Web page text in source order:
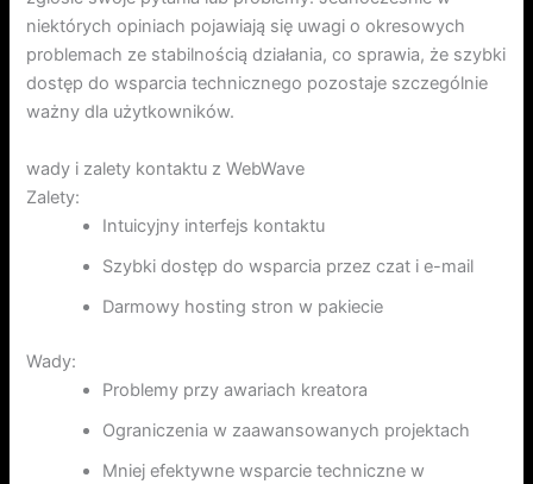
niektórych opiniach pojawiają się uwagi o okresowych
problemach ze stabilnością działania, co sprawia, że szybki
dostęp do wsparcia technicznego pozostaje szczególnie
ważny dla użytkowników.
wady i zalety kontaktu z WebWave
Zalety:
Intuicyjny interfejs kontaktu
Szybki dostęp do wsparcia przez czat i e-mail
Darmowy hosting stron w pakiecie
Wady:
Problemy przy awariach kreatora
Ograniczenia w zaawansowanych projektach
Mniej efektywne wsparcie techniczne w